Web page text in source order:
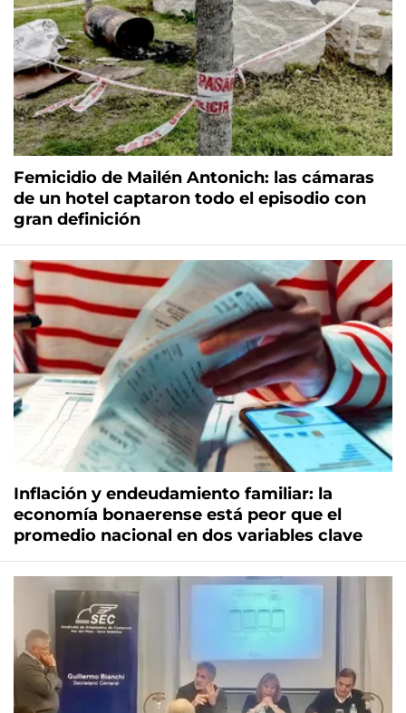
Femicidio de Mailén Antonich: las cámaras
de un hotel captaron todo el episodio con
gran definición
Inflación y endeudamiento familiar: la
economía bonaerense está peor que el
promedio nacional en dos variables clave